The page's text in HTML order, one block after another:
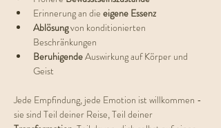
Erinnerung an die eigene Essenz
Ablösung von konditionierten
Beschränkungen
Beruhigende Auswirkung auf Körper und
Geist
Jede Empfindung, jede Emotion ist willkommen -
sie sind Teil deiner Reise, Teil deiner